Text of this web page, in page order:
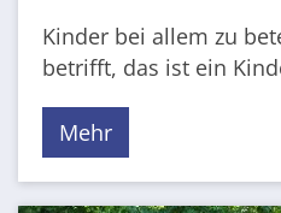
Kinder bei allem zu
betrifft, das ist ein
Mehr